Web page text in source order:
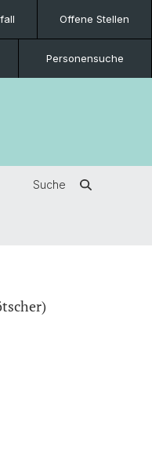
Offene Stellen
Personensuche
Suche